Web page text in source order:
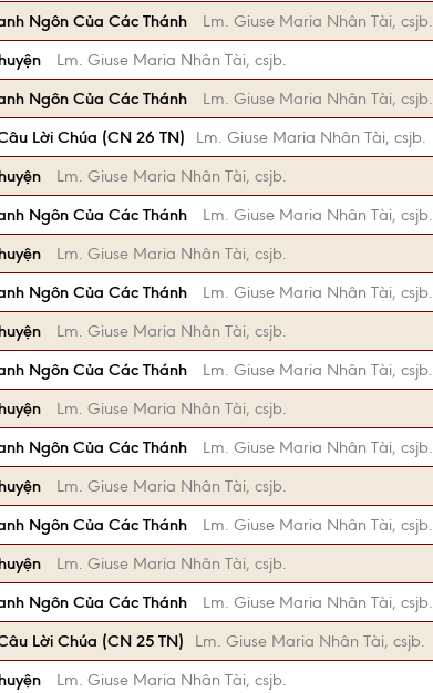
Ngôn Của Các Thánh
Lm. Giuse Maria Nhân Tài, csjb.
Lm. Giuse Maria Nhân Tài, csjb.
Ngôn Của Các Thánh
Lm. Giuse Maria Nhân Tài, csjb.
Lời Chúa (CN 26 TN)
Lm. Giuse Maria Nhân Tài, csjb.
Lm. Giuse Maria Nhân Tài, csjb.
Ngôn Của Các Thánh
Lm. Giuse Maria Nhân Tài, csjb.
Lm. Giuse Maria Nhân Tài, csjb.
Ngôn Của Các Thánh
Lm. Giuse Maria Nhân Tài, csjb.
Lm. Giuse Maria Nhân Tài, csjb.
Ngôn Của Các Thánh
Lm. Giuse Maria Nhân Tài, csjb.
Lm. Giuse Maria Nhân Tài, csjb.
Ngôn Của Các Thánh
Lm. Giuse Maria Nhân Tài, csjb.
Lm. Giuse Maria Nhân Tài, csjb.
Ngôn Của Các Thánh
Lm. Giuse Maria Nhân Tài, csjb.
Lm. Giuse Maria Nhân Tài, csjb.
Ngôn Của Các Thánh
Lm. Giuse Maria Nhân Tài, csjb.
Lời Chúa (CN 25 TN)
Lm. Giuse Maria Nhân Tài, csjb.
Lm. Giuse Maria Nhân Tài, csjb.